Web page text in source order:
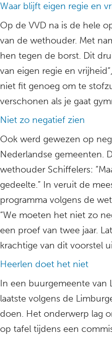
Waar blijft eigen regie en
Op de VVD na is de hele
van de wethouder. Met
hen tegen de borst. Dit
van eigen regie en
niet fit genoeg om te
verschonen als je gaat
Niet zo negatief zien
Ook werd gewezen op
Nederlandse gemeenten.
wethouder Schiffelers:
gedeelte.” In veruit de
programma volgens de
“We moeten het niet zo
een proef van twee jaar.
krachtige van dit voorstel
Heerlen doet het niet
In een buurgemeente van
laatste volgens de
doen. Het onderwerp lag
op tafel tijdens een